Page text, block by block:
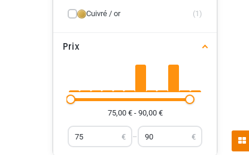
Cuivré / or (1)
Prix
75,00 € - 90,00 €
€ – €